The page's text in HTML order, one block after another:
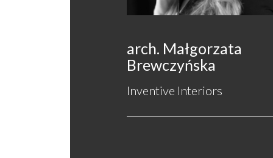
arch. Małgorzata
Brewczyńska
Inventive Interiors